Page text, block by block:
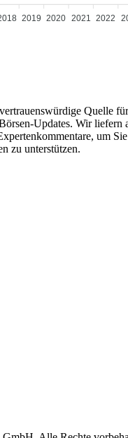
2019 2020 2021 2022
Quelle
Updates. Wir liefern
um
zu unterstützen.